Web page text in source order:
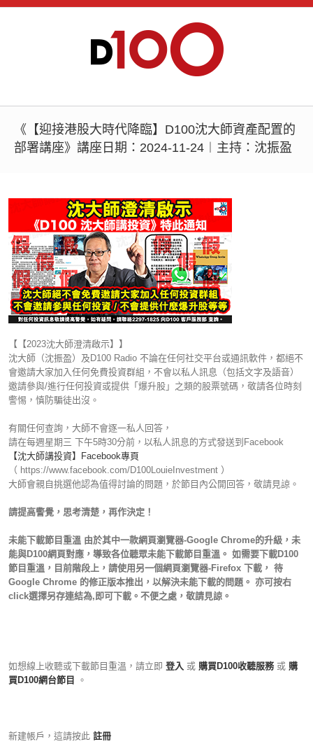
《【迎接港股大時代降臨】D100沈大師資產配置的
部署講座》講座日期：2024-11-24︱主持：沈振盈
【【2023沈大師澄清啟示】】
沈大師（沈振盈）及D100 Radio 不論在任何社交平台或通訊軟件，都絕不
會邀請大家加入任何免費投資群組，不會以私人訊息（包括文字及語音）
邀請參與/進行任何投資或提供「爆升股」之類的股票號碼，敬請各位時刻
警惕，慎防騙徒出沒。
有關任何查詢，大師不會逐一私人回答，
請在每週星期三 下午5時30分前，以私人訊息的方式發送到Facebook
【沈大師講投資】Facebook專頁
（ https://www.facebook.com/D100LouieInvestment ）
大師會親自挑選他認為值得討論的問題，於節目內公開回答，敬請見諒。
請提高警覺，思考清楚，再作決定！
未能下載節目重溫 由於其中一款網頁瀏覽器-Google Chrome的升級，未
能與D100網頁對應，導致各位聽眾未能下載節目重溫。 如需要下載D100
節目重溫，目前階段上，請使用另一個網頁瀏覽器-Firefox 下載， 待
Google Chrome 的修正版本推出，以解決未能下載的問題。 亦可按右
click選擇另存連結為,即可下載。不便之處，敬請見諒。
如想線上收聽或下載節目重溫，請立即 登入 或 購買D100收聽服務 或 購
買D100網台節目
。
新建帳戶，這請按此 註冊